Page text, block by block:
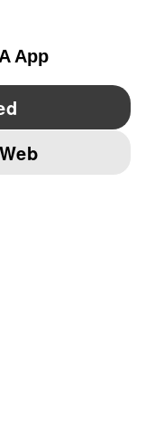
IMPRINT AND LEGAL DATA